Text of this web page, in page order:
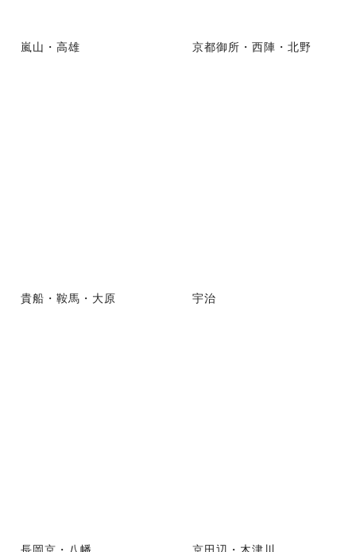
嵐山・高雄 京都御所・西陣・北野
貴船・鞍馬・大原 宇治
長岡京・八幡 京田辺・木津川